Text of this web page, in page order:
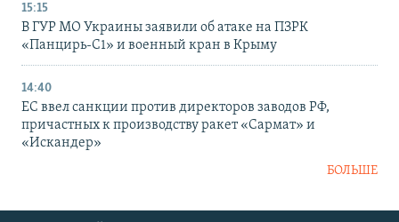
15:15
В ГУР МО Украины заявили об атаке на ПЗРК
«Панцирь-С1» и военный кран в Крыму
14:40
ЕС ввел санкции против директоров заводов РФ,
причастных к производству ракет «Сармат» и
«Искандер»
БОЛЬШЕ